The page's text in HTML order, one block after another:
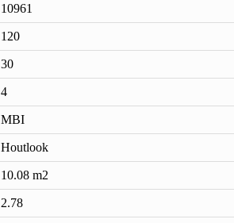
10961
120
30
4
MBI
Houtlook
10.08 m2
2.78